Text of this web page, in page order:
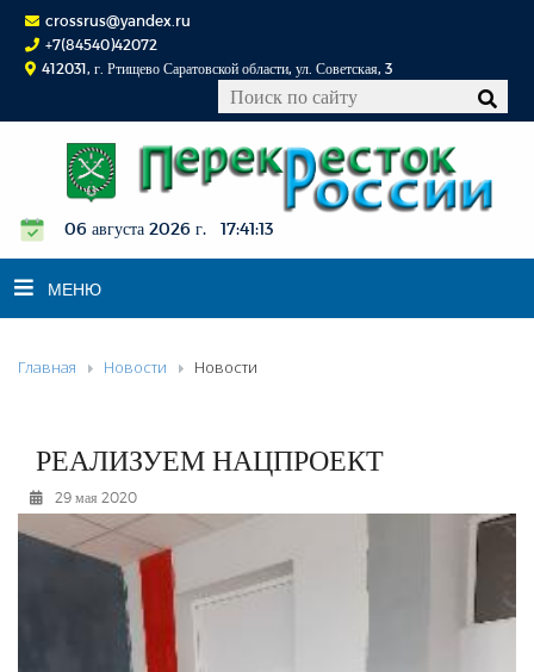
crossrus@yandex.ru
+7(84540)42072
412031, г. Ртищево Саратовской области, ул. Советская, 3
06 августа 2026 г. 17:41:14
МЕНЮ
НОВОСТИ
К СВЕДЕНИЮ
ФОТОРЕПОРТАЖИ
РЕКЛАМОДАТЕЛЯМ
ОБЪЯВЛЕНИЯ
Главная Новости Новости
РЕАЛИЗУЕМ НАЦПРОЕКТ
29 мая 2020